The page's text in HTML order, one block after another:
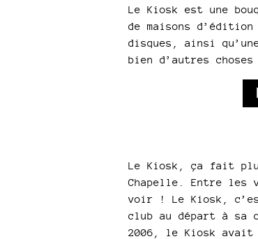
Le Kiosk est une
de maisons
disques, ainsi
bien d’autres choses
Le Kiosk, ça fait
Chapelle. Entre les
voir ! Le Kiosk,
club au départ à sa
2006, le Kiosk avait